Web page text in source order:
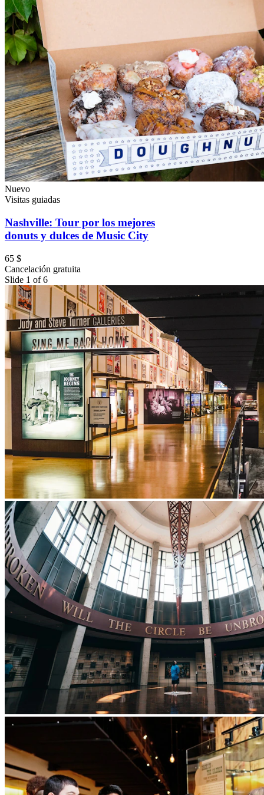
Nuevo
Visitas guiadas
Nashville: Tour por los mejores
donuts y dulces de Music City
65 $
Cancelación gratuita
Slide 1 of 6